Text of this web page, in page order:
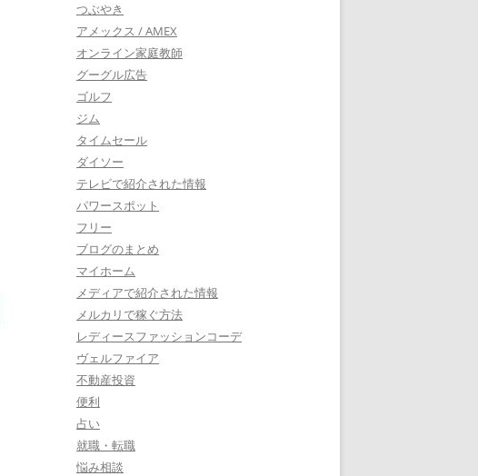
つぶやき
アメックス / AMEX
オンライン家庭教師
グーグル広告
ゴルフ
ジム
タイムセール
ダイソー
テレビで紹介された情報
パワースポット
フリー
ブログのまとめ
マイホーム
メディアで紹介された情報
メルカリで稼ぐ方法
レディースファッションコーデ
ヴェルファイア
不動産投資
便利
占い
就職・転職
悩み相談